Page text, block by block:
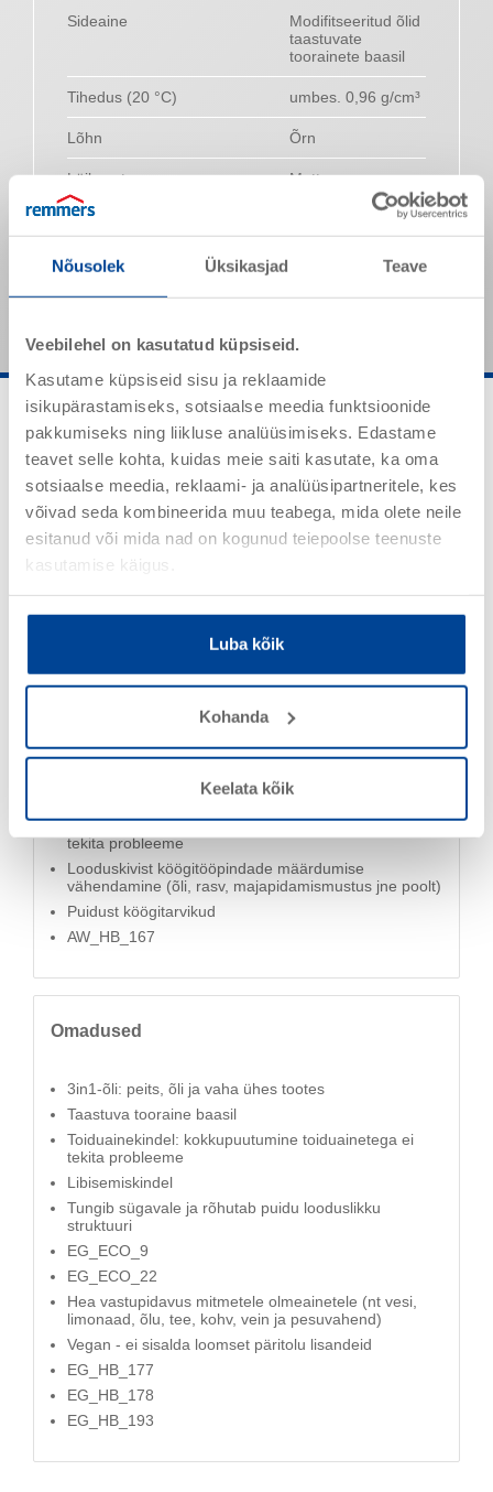
Nõusolek Üksikasjad Teave
Veebilehel on kasutatud küpsiseid.
Kasutame küpsiseid sisu ja reklaamide
isikupärastamiseks, sotsiaalse meedia funktsioonide
pakkumiseks ning liikluse analüüsimiseks. Edastame
teavet selle kohta, kuidas meie saiti kasutate, ka oma
sotsiaalse meedia, reklaami- ja analüüsipartneritele, kes
võivad seda kombineerida muu teabega, mida olete neile
esitanud või mida nad on kogunud teiepoolse teenuste
kasutamise käigus.
Luba kõik
Kohanda
Keelata kõik
Sideaine
Modifitseeritud õlid
taastuvate
toorainete baasil
Tihedus (20 °C) umbes. 0,96 g/cm³
Lõhn Õrn
Läikeaste Matt
Viskoossus umbes. 170 mPas
Nimetatud väärtused on tüüpilised tooteomadused ja need
Kasutusala
Puit sisetingimustes
Laua- ja töötasapinnad
Kvaliteetne täispuidust mööbel
Toiduainekindel: kokkupuutumine toiduainetega ei
tekita probleeme
Looduskivist köögitööpindade määrdumise
vähendamine (õli, rasv, majapidamismustus jne poolt)
Puidust köögitarvikud
AW_HB_167
Omadused
3in1-õli: peits, õli ja vaha ühes tootes
Taastuva tooraine baasil
Toiduainekindel: kokkupuutumine toiduainetega ei
tekita probleeme
Libisemiskindel
Tungib sügavale ja rõhutab puidu looduslikku
struktuuri
EG_ECO_9
EG_ECO_22
Hea vastupidavus mitmetele olmeainetele (nt vesi,
limonaad, õlu, tee, kohv, vein ja pesuvahend)
Vegan - ei sisalda loomset päritolu lisandeid
EG_HB_177
EG_HB_178
EG_HB_193